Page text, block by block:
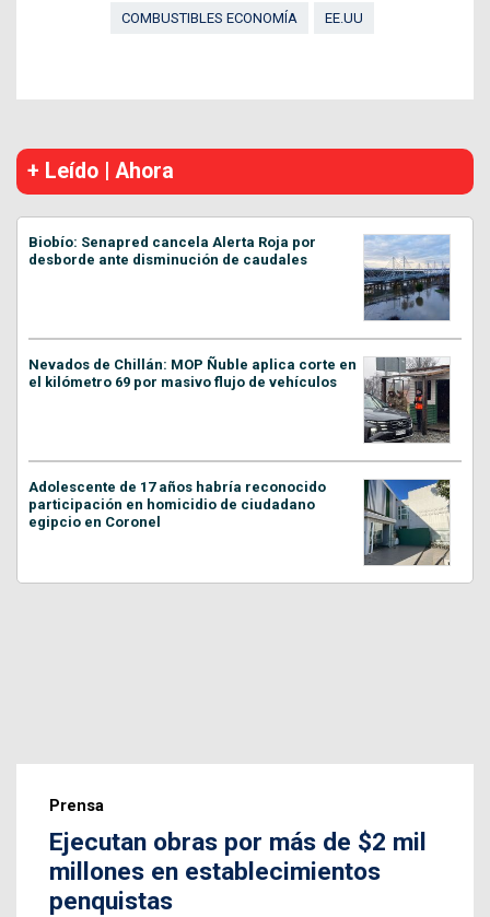
COMBUSTIBLES ECONOMÍA EE.UU
+ Leído | Ahora
Biobío: Senapred cancela Alerta Roja por
desborde ante disminución de caudales
Nevados de Chillán: MOP Ñuble aplica corte en
el kilómetro 69 por masivo flujo de vehículos
Adolescente de 17 años habría reconocido
participación en homicidio de ciudadano
egipcio en Coronel
Prensa
Ejecutan obras por más de $2 mil
millones en establecimientos
penquistas